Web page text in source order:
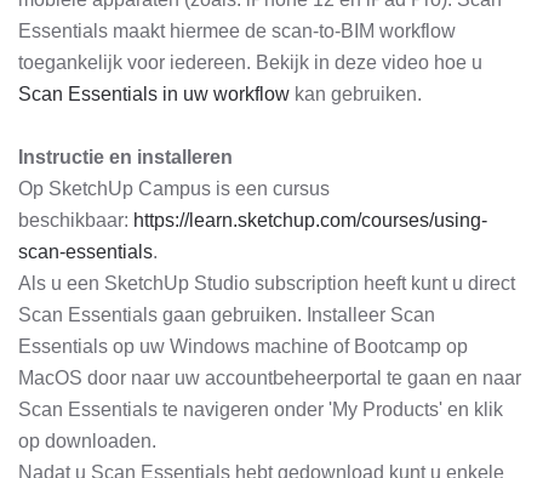
Essentials maakt hiermee de scan-to-BIM workflow
toegankelijk voor iedereen. Bekijk in deze video hoe u
Scan Essentials in uw workflow kan gebruiken.
Instructie en installeren
Op SketchUp Campus is een cursus
beschikbaar: https://learn.sketchup.com/courses/using-
scan-essentials.
Als u een SketchUp Studio subscription heeft kunt u direct
Scan Essentials gaan gebruiken. Installeer Scan
Essentials op uw Windows machine of Bootcamp op
MacOS door naar uw accountbeheerportal te gaan en naar
Scan Essentials te navigeren onder 'My Products' en klik
op downloaden.
Nadat u Scan Essentials hebt gedownload kunt u enkele